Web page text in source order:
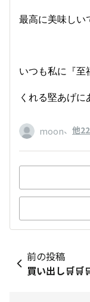
最高に美味しい
いつも私に『至
くれる堅あげ
moon、 他
前の投稿
買い出し